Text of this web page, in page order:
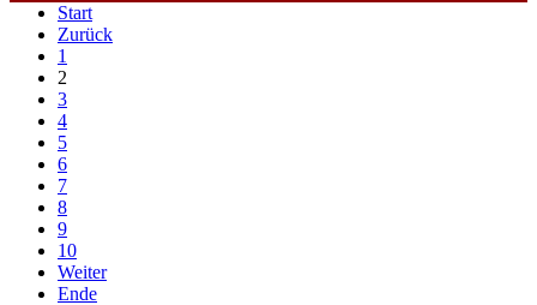
Start
Zurück
1
2
3
4
5
6
7
8
9
10
Weiter
Ende